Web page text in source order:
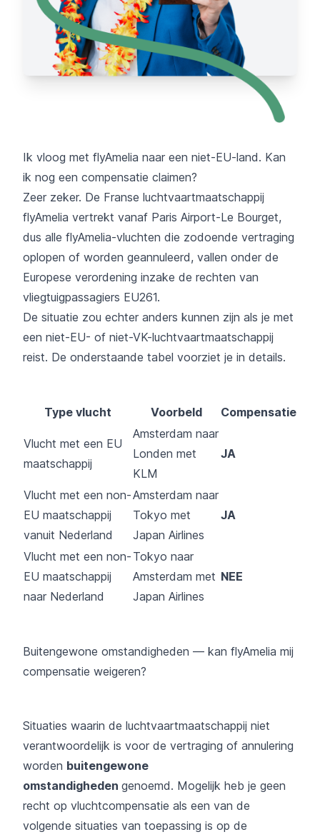
Ik vloog met flyAmelia naar een niet-EU-land. Kan
ik nog een compensatie claimen?
Zeer zeker. De Franse luchtvaartmaatschappij
flyAmelia vertrekt vanaf Paris Airport-Le Bourget,
dus alle flyAmelia-vluchten die zodoende vertraging
oplopen of worden geannuleerd, vallen onder de
Europese verordening inzake de rechten van
vliegtuigpassagiers EU261.
De situatie zou echter anders kunnen zijn als je met
een niet-EU- of niet-VK-luchtvaartmaatschappij
reist. De onderstaande tabel voorziet je in details.
Type vlucht Voorbeld Compensatie
Vlucht met een EU
maatschappij
Amsterdam naar
Londen met
KLM
JA
Vlucht met een non-
EU maatschappij
vanuit Nederland
Amsterdam naar
Tokyo met
Japan Airlines
JA
Vlucht met een non-
EU maatschappij
naar Nederland
Tokyo naar
Amsterdam met
Japan Airlines
NEE
Buitengewone omstandigheden — kan flyAmelia mij
compensatie weigeren?
Situaties waarin de luchtvaartmaatschappij niet
verantwoordelijk is voor de vertraging of annulering
worden buitengewone
omstandigheden genoemd. Mogelijk heb je geen
recht op vluchtcompensatie als een van de
volgende situaties van toepassing is op de